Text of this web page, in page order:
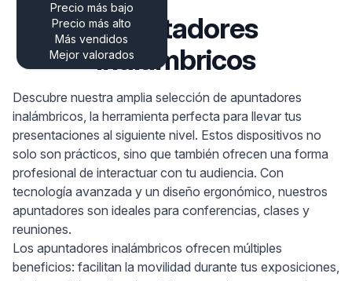
Precio más bajo
Precio más alto
Más vendidos
Mejor valorados
Apuntadores
Inalámbricos
Descubre nuestra amplia selección de apuntadores
inalámbricos, la herramienta perfecta para llevar tus
presentaciones al siguiente nivel. Estos dispositivos no
solo son prácticos, sino que también ofrecen una forma
profesional de interactuar con tu audiencia. Con
tecnología avanzada y un diseño ergonómico, nuestros
apuntadores son ideales para conferencias, clases y
reuniones.
Los apuntadores inalámbricos ofrecen múltiples
beneficios: facilitan la movilidad durante tus exposiciones,